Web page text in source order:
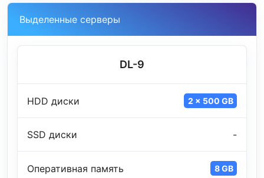
Выделенные серверы
DL-9
HDD диски 2 x 500 GB
SSD диски -
Оперативная память 8 GB